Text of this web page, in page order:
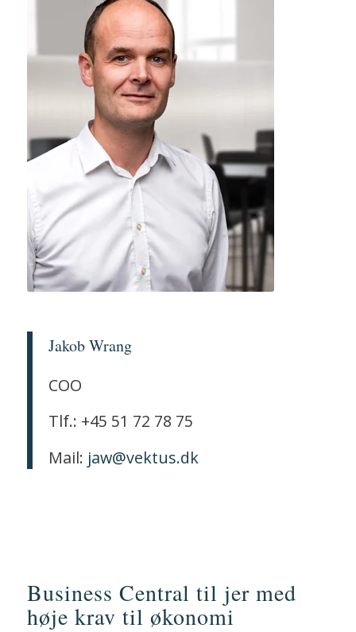
Jakob Wrang
COO
Tlf.: +45 51 72 78 75
Mail: jaw@vektus.dk
Business Central til jer med
høje krav til økonomi